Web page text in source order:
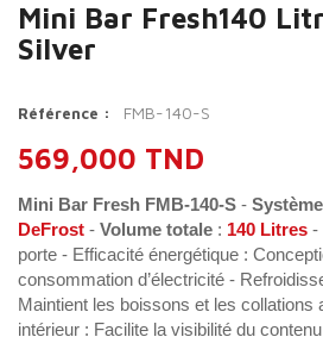
Mini Bar Fresh140
Silver
Référence : FMB-140-S
569,000 TND
Mini Bar Fresh FMB-140-S -
DeFrost - Volume totale : 140 Litres -
porte - Efficacité énergétique :
consommation d’électricité -
Maintient les boissons et les collations
intérieur : Facilite la visibilité du